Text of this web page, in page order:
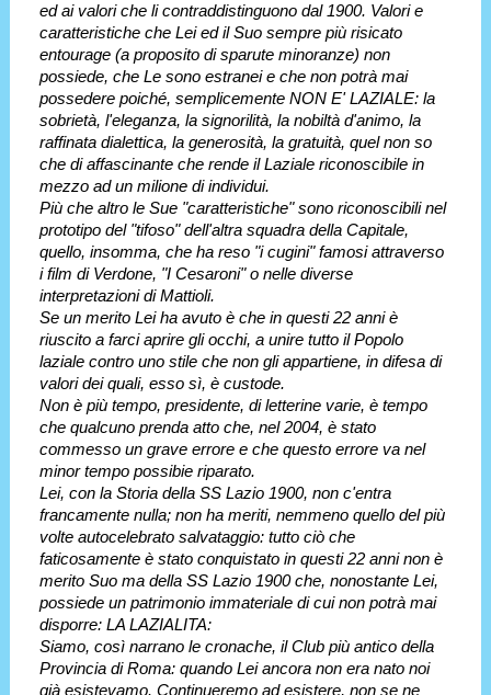
ed ai valori che li contraddistinguono dal 1900. Valori e
caratteristiche che Lei ed il Suo sempre più risicato
entourage (a proposito di sparute minoranze) non
possiede, che Le sono estranei e che non potrà mai
possedere poiché, semplicemente NON E' LAZIALE: la
sobrietà, l'eleganza, la signorilità, la nobiltà d'animo, la
raffinata dialettica, la generosità, la gratuità, quel non so
che di affascinante che rende il Laziale riconoscibile in
mezzo ad un milione di individui.
Più che altro le Sue "caratteristiche" sono riconoscibili nel
prototipo del "tifoso" dell'altra squadra della Capitale,
quello, insomma, che ha reso "i cugini" famosi attraverso
i film di Verdone, "I Cesaroni" o nelle diverse
interpretazioni di Mattioli.
Se un merito Lei ha avuto è che in questi 22 anni è
riuscito a farci aprire gli occhi, a unire tutto il Popolo
laziale contro uno stile che non gli appartiene, in difesa di
valori dei quali, esso sì, è custode.
Non è più tempo, presidente, di letterine varie, è tempo
che qualcuno prenda atto che, nel 2004, è stato
commesso un grave errore e che questo errore va nel
minor tempo possibie riparato.
Lei, con la Storia della SS Lazio 1900, non c'entra
francamente nulla; non ha meriti, nemmeno quello del più
volte autocelebrato salvataggio: tutto ciò che
faticosamente è stato conquistato in questi 22 anni non è
merito Suo ma della SS Lazio 1900 che, nonostante Lei,
possiede un patrimonio immateriale di cui non potrà mai
disporre: LA LAZIALITA:
Siamo, così narrano le cronache, il Club più antico della
Provincia di Roma: quando Lei ancora non era nato noi
già esistevamo. Continueremo ad esistere, non se ne